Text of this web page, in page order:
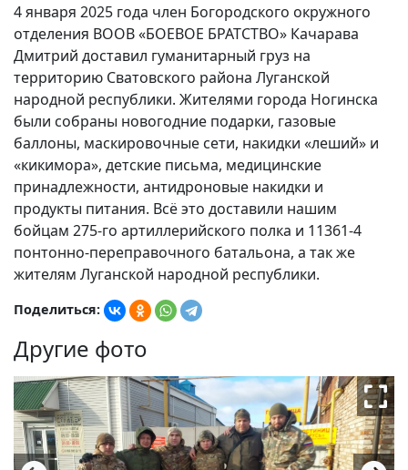
4 января 2025 года член Богородского окружного
отделения ВООВ «БОЕВОЕ БРАТСТВО» Качарава
Дмитрий доставил гуманитарный груз на
территорию Сватовского района Луганской
народной республики. Жителями города Ногинска
были собраны новогодние подарки, газовые
баллоны, маскировочные сети, накидки «леший» и
«кикимора», детские письма, медицинские
принадлежности, антидроновые накидки и
продукты питания. Всё это доставили нашим
бойцам 275-го артиллерийского полка и 11361-4
понтонно-переправочного батальона, а так же
жителям Луганской народной республики.
Поделиться:
Другие фото